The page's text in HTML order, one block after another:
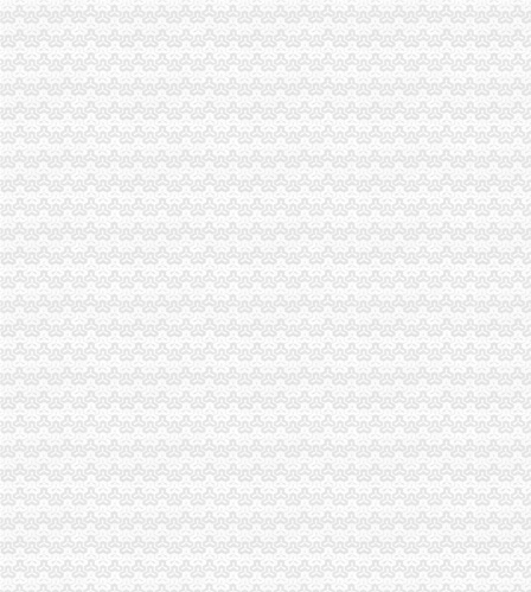
荣昌县四措并举促进农村土地流转
青海农畜产品经纪人与江北观音桥农贸市重庆免费注册公司场经纪人成功实现
免费
K518信息网|免费发布分类信息的网站平台|快我要发网|免费发布
qq空间克隆_克隆空间_qq背景墙图片大全_qq克隆空间免费下载
免费公司
苏州街3号大恒科技大厦免费公司注册【今日推荐网-北京工商/税务/财
重庆南坪免费公司纠纷在线律所咨询_【法律服务】
免费注册
免费注册|国际机械信息网
免费注册
免费注册公司流程
上海宝山公司注册流程|宝山区注册公司费用|注册宝山公司免费提供注
上海注册公司|上海工商局注册公司流程及费用查询|上海誉胜注册公司
0元注册公司流程
2017新版苏州注册公司流程及费用—苏州天下信息网
【南通教育公司注册_科技教育公司注册_教育公司注册流程】-南通赶
一元注册公司流程
北京市3万1新注册|3万1新注册供应商|3万—1亿元公司新注册_一呼百
【图】在成都注册一家公司需要的流程和费用有哪些？_成都工商注册_
一元公司
聊城一元醇公司-顺企网聊城页
浦口区工商局核发全区张一元公司营业执照
1元注册公司